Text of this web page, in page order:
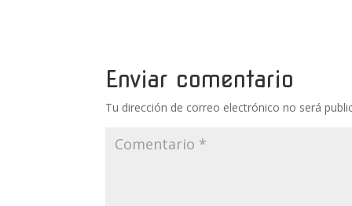
Enviar comentario
Tu dirección de correo electrónico no será